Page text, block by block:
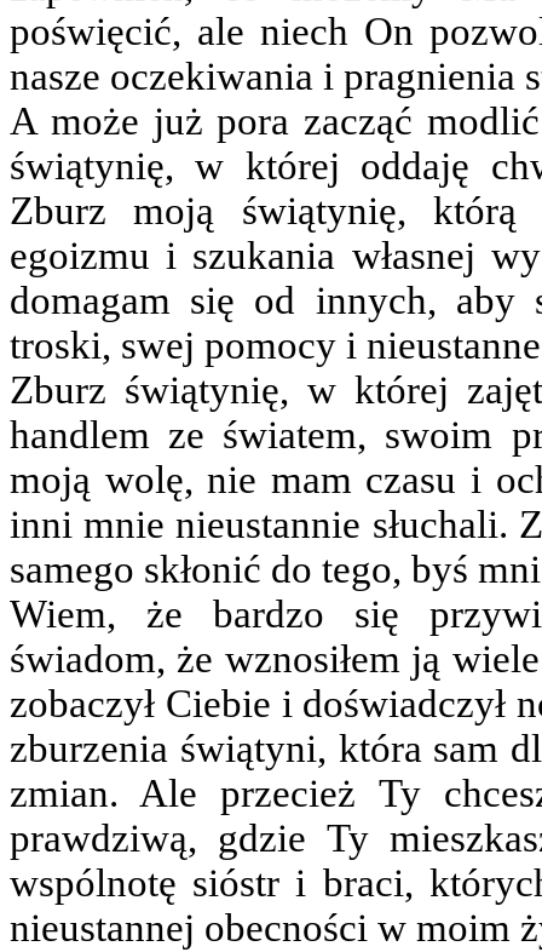
poświęcić, ale niech On
nasze oczekiwania i pragnienia
A może już pora zacząć
świątynię, w której oddaję
Zburz moją świątynię, którą
egoizmu i szukania własnej
domagam się od innych, aby
troski, swej pomocy i
Zburz świątynię, w której
handlem ze światem, swoim
moją wolę, nie mam czasu i
inni mnie nieustannie słuchali.
samego skłonić do tego, byś
Wiem, że bardzo się
świadom, że wznosiłem ją
zobaczył Ciebie i doświadczył
zburzenia świątyni, która sam
zmian. Ale przecież Ty
prawdziwą, gdzie Ty
wspólnotę sióstr i braci,
nieustannej obecności w moim